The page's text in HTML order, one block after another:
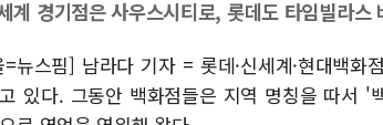
계 경기점은 사우스시티로, 롯데도 타임빌라스
=뉴스핌] 남라다 기자 = 롯데·신세계·현대백
있다. 그동안 백화점들은 지역 명칭을 따서